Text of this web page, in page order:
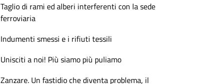
Taglio di rami ed alberi interferenti con la sede
ferroviaria
Indumenti smessi e i rifiuti tessili
Unisciti a noi! Più siamo più puliamo
Zanzare. Un fastidio che diventa problema, il